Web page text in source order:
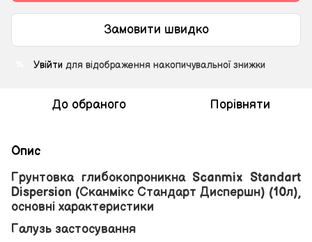
Замовити швидко
Увійти для відображення накопичувальної знижки
До обраного Порівняти
Опис
Грунтовка глибокопроникна Scanmix Standart
Dispersion (Сканмікс Стандарт Диспершн) (10л),
основні характеристики
Галузь застосування